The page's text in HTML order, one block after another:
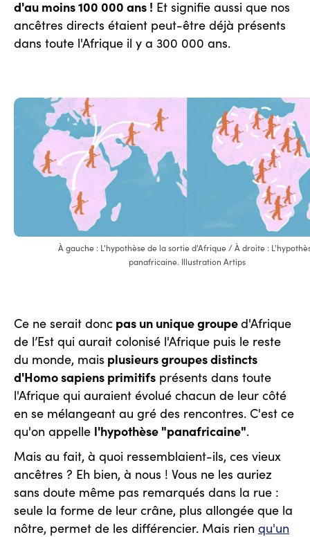
d'au moins 100 000 ans ! Et signifie aussi que nos
ancêtres directs étaient peut-être déjà présents
dans toute l'Afrique il y a 300 000 ans.
À gauche : L'hypothèse de la sortie d'Afrique / À droite :
panafricaine. Illustration Artips
Ce ne serait donc pas un unique grouped'Afrique
de l’Est qui aurait colonisé l'Afrique puis le reste
du monde, mais plusieurs groupes distincts
d'Homo sapiens primitifs présents dans toute
l'Afrique qui auraient évolué chacun de leur côté
en se mélangeant au gré des rencontres. C'est ce
qu'on appelle l'hypothèse "panafricaine".
Mais au fait, à quoi ressemblaient-ils, ces vieux
ancêtres ? Eh bien, à nous ! Vous ne les auriez
sans doute même pas remarqués dans la rue :
seule la forme de leur crâne, plus allongée que la
nôtre, permet de les différencier. Mais rien qu'un